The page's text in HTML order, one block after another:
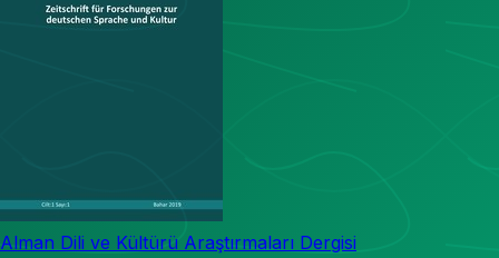
Alman Dili ve Kültürü Araştırmaları Dergisi